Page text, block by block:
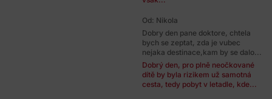
Od: Nikola
Dobry den pane doktore, chtela
bych se zeptat, zda je vubec
nejaka destinace,kam by se dalo...
Dobrý den, pro plně neočkované
dítě by byla rizikem už samotná
cesta, tedy pobyt v letadle, kde...